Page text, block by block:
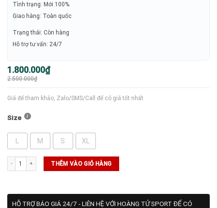
Tình trạng: Mới 100%
Giao hàng: Toàn quốc
Trạng thái: Còn hàng
Hỗ trợ tư vấn: 24/7
2.500.000₫
Giá
gốc
là:
1.800.000₫
Giá
hiện
tại
Giá để tham khảo, Zalo/SMS/Call để có giá tốt nhất
Size
L M S XL
Quần Wilson Tournament Short V2 7" Unlined - (WM00502511 - BKA) số lượng
THÊM VÀO GIỎ HÀNG
HỖ TRỢ BÁO GIÁ 24/7 - LIÊN HỆ VỚI HOÀNG TỬ SPORT ĐỂ CÓ